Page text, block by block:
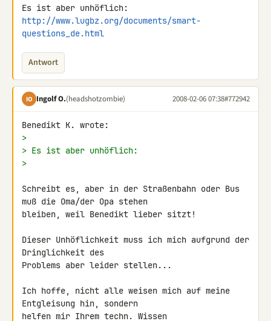
http://www.lugbz.org/documents/smart-
questions_de.html
Antwort
IO Ingolf O.(headshotzombie) 2008-02-06 07:38#772942
>
> Es ist aber unhöflich:
>
Schreibt es, aber in der Straßenbahn oder Bus
muß die Oma/der Opa stehen
bleiben, weil Benedikt lieber sitzt!
Dieser Unhöflichkeit muss ich mich aufgrund der
Dringlichkeit des
Problems aber leider stellen...
Ich hoffe, nicht alle weisen mich auf meine
Entgleisung hin, sondern
helfen mir Ihrem techn. Wissen